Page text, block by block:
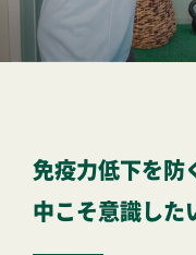
免疫力低下を防
中こそ意識した